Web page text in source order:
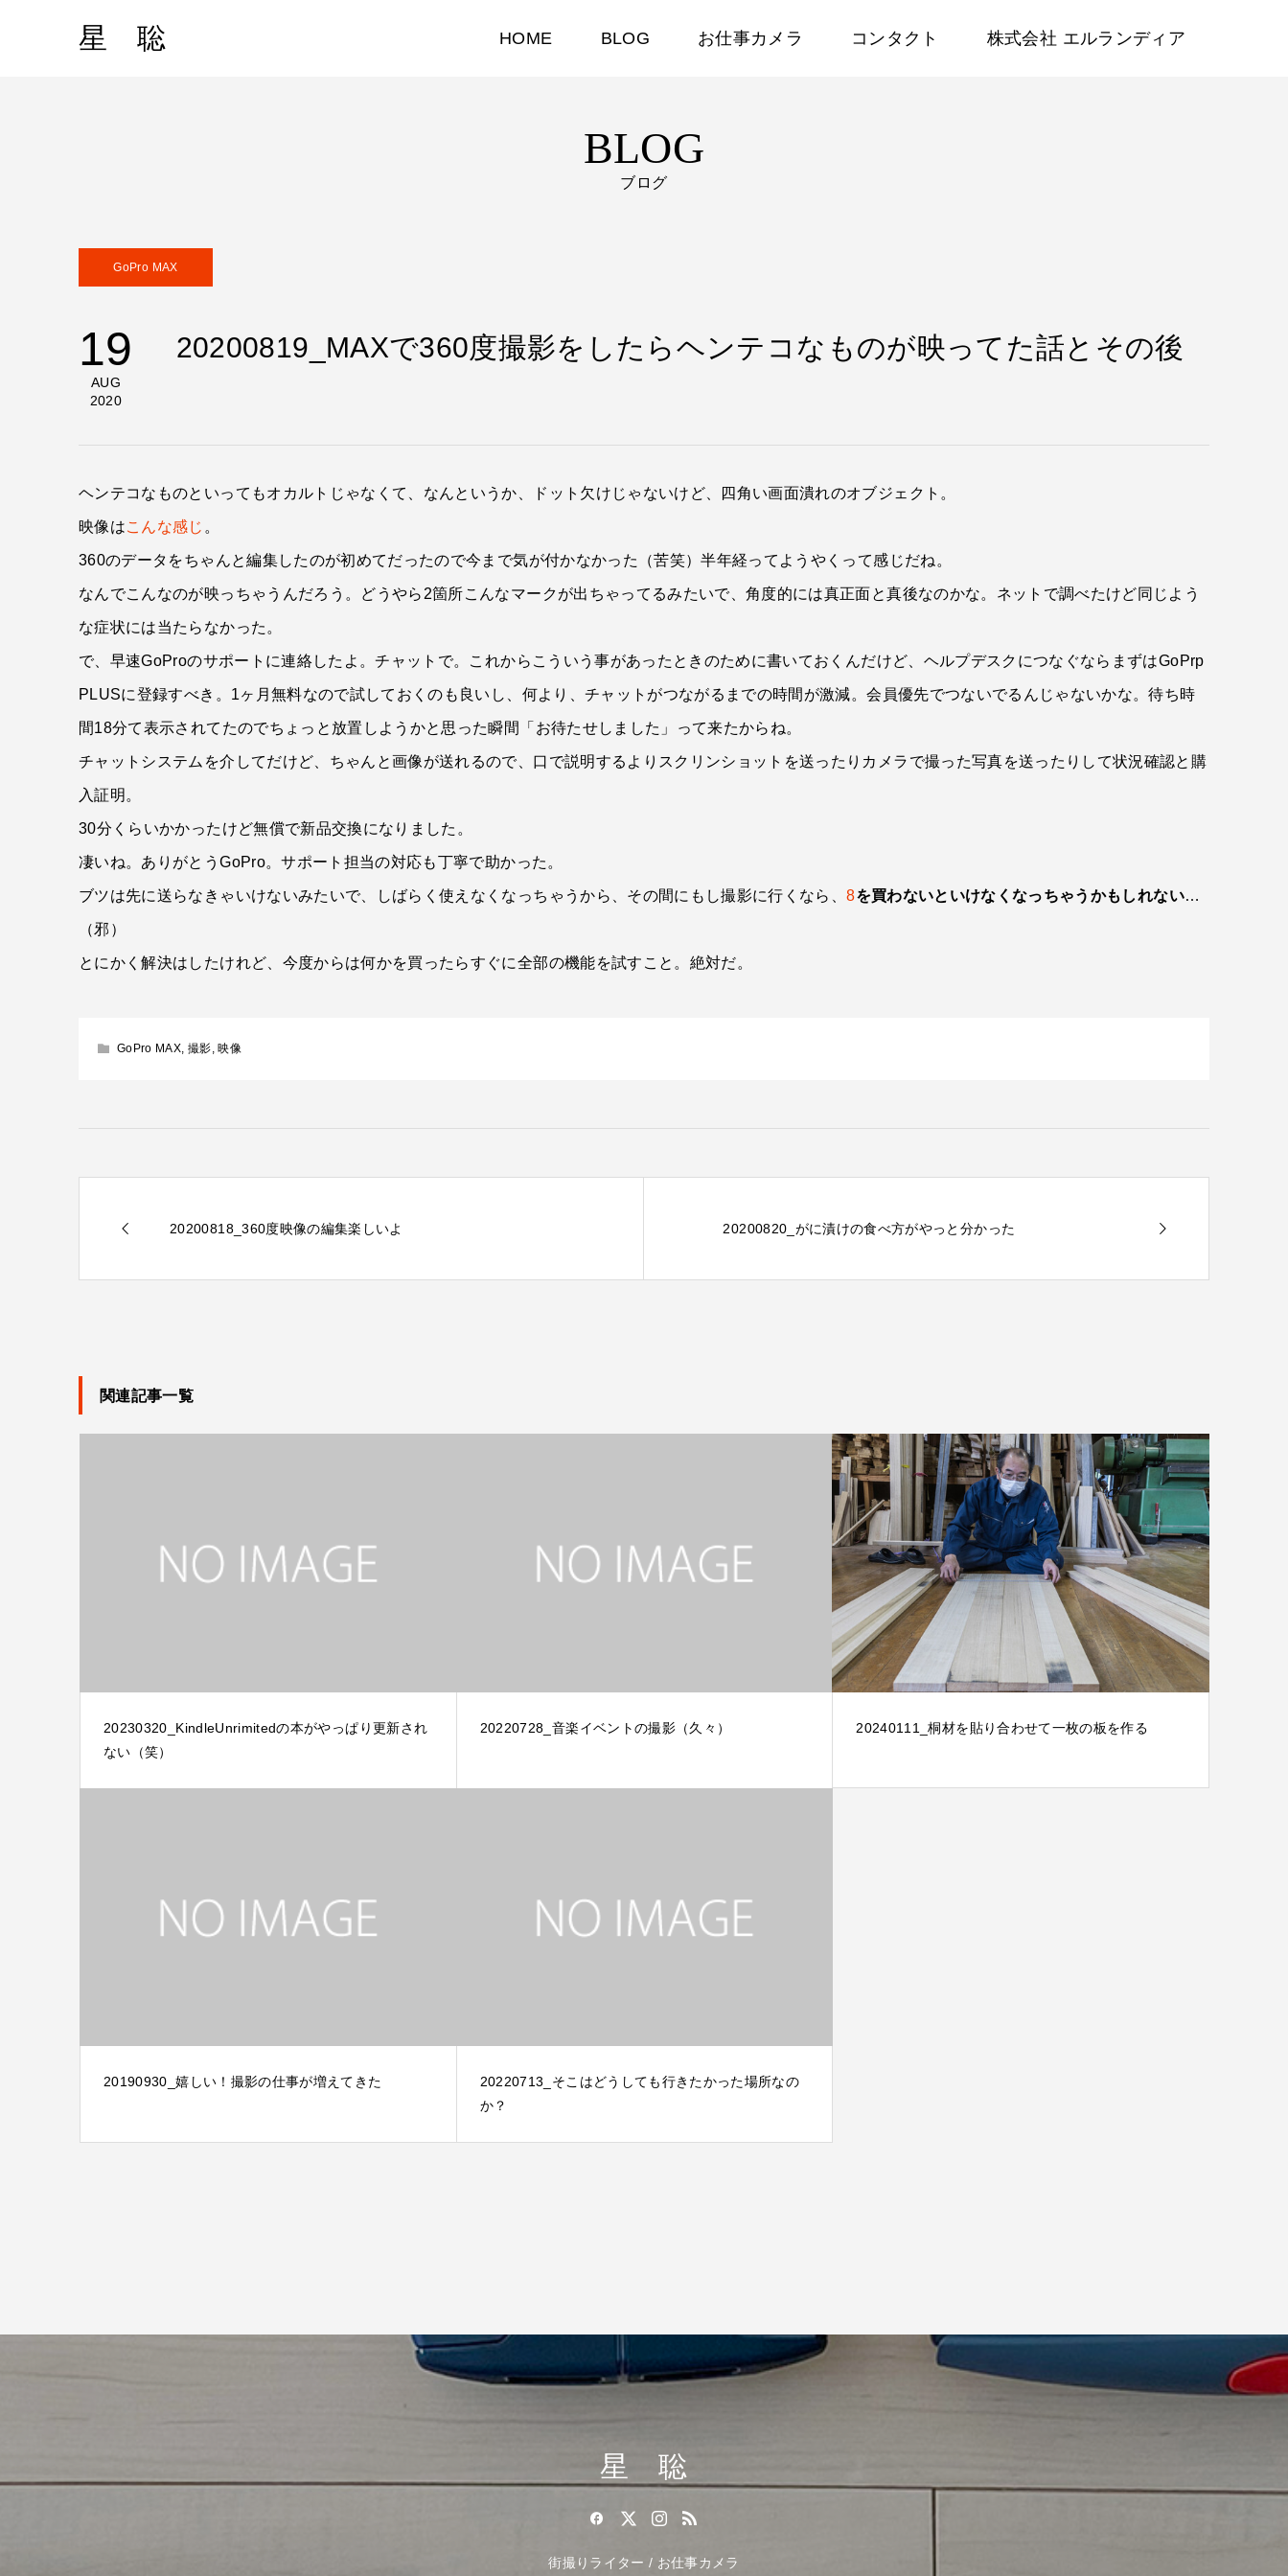
星 聡 HOME BLOG お仕事カメラ コンタクト 株式会社 エルランディア
BLOG
ブログ
GoPro MAX
19
AUG
2020
20200819_MAXで360度撮影をしたらヘンテコなものが映ってた話とその後
ヘンテコなものといってもオカルトじゃなくて、なんというか、ドット欠けじゃないけど、四角い画面潰れのオブジェクト。
映像はこんな感じ 。
360のデータをちゃんと編集したのが初めてだったので今まで気が付かなかった（苦笑）半年経ってようやくって感じだね。
なんでこんなのが映っちゃうんだろう。どうやら2箇所こんなマークが出ちゃってるみたいで、角度的には真正面と真後なのかな。ネットで調べたけど同じよう
な症状には当たらなかった。
で、早速GoProのサポートに連絡したよ。チャットで。これからこういう事があったときのために書いておくんだけど、ヘルプデスクにつなぐならまずはGoPrp
PLUSに登録すべき。1ヶ月無料なので試しておくのも良いし、何より、チャットがつながるまでの時間が激減。会員優先でつないでるんじゃないかな。待ち時
間18分て表示されてたのでちょっと放置しようかと思った瞬間「お待たせしました」って来たからね。
チャットシステムを介してだけど、ちゃんと画像が送れるので、口で説明するよりスクリンショットを送ったりカメラで撮った写真を送ったりして状況確認と購
入証明。
30分くらいかかったけど無償で新品交換になりました。
凄いね。ありがとうGoPro。サポート担当の対応も丁寧で助かった。
ブツは先に送らなきゃいけないみたいで、しばらく使えなくなっちゃうから、その間にもし撮影に行くなら、8を買わないといけなくなっちゃうかもしれない…
（邪）
とにかく解決はしたけれど、今度からは何かを買ったらすぐに全部の機能を試すこと。絶対だ。
GoPro MAX, 撮影,映像
20200818_360度映像の編集楽しいよ 20200820_がに漬けの食べ方がやっと分かった
関連記事一覧
20230320_KindleUnrimitedの本がやっぱり更新され
ない（笑）
20220728_音楽イベントの撮影（久々） 20240111_桐材を貼り合わせて一枚の板を作る
20190930_嬉しい！撮影の仕事が増えてきた
20220713_そこはどうしても行きたかった場所なの
か？
星 聡
街撮りライター / お仕事カメラ